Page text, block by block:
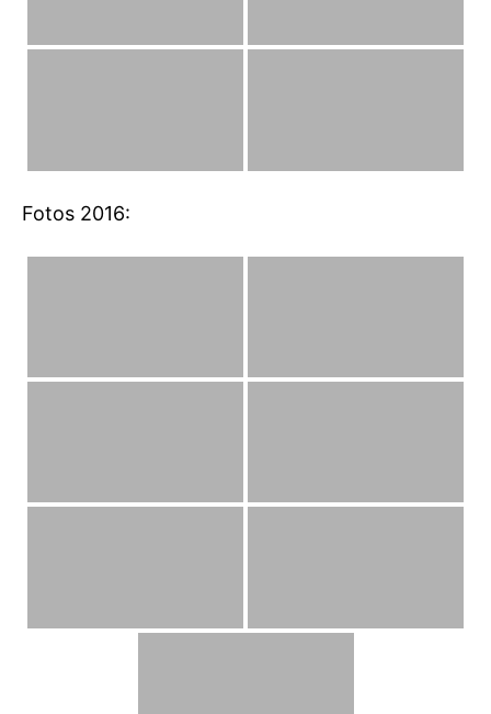
Fotos 2016: